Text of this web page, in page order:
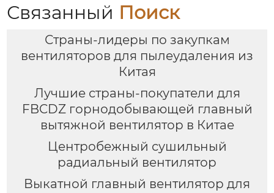
электростанциях и в
моделей
Связанный Поиск
Страны-лидеры по закупкам
вентиляторов для пылеудаления из
Китая
Лучшие страны-покупатели для
FBCDZ горнодобывающей главный
вытяжной вентилятор в Китае
Центробежный сушильный
радиальный вентилятор
Выкатной главный вентилятор для